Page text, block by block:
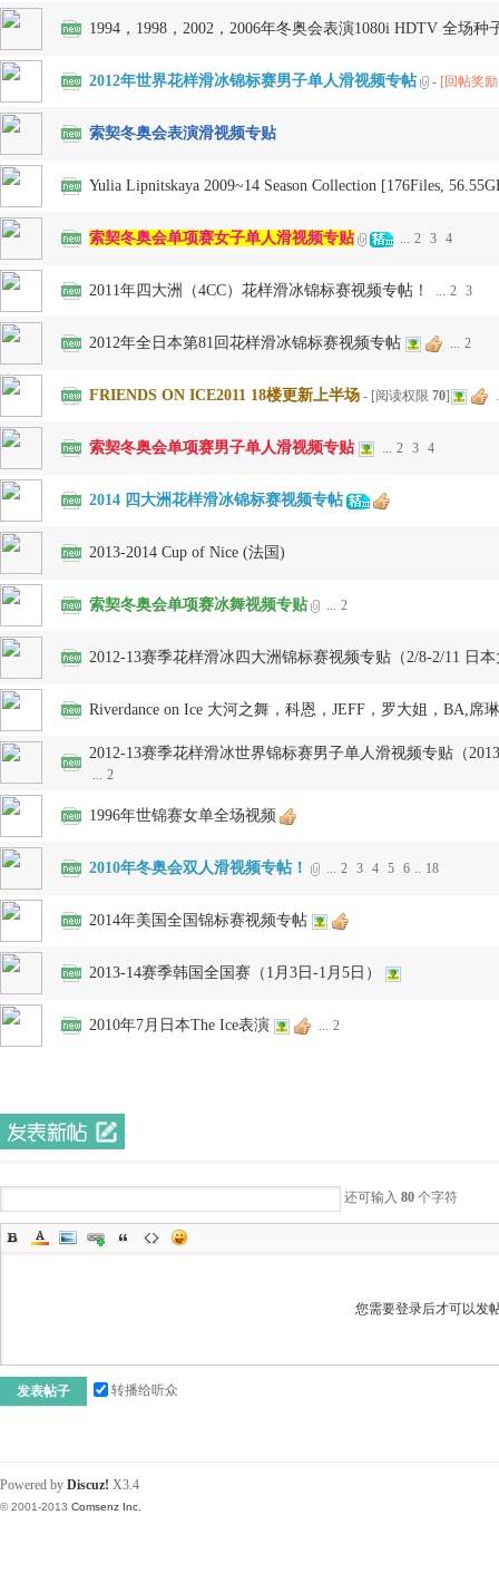
网
1994，1998，2002，2006年冬奥会表演1080i HDTV 全场种
2012年世界花样滑冰锦标赛男子单人滑视频专帖 - [回帖奖
索契冬奥会表演滑视频专贴
Yulia Lipnitskaya 2009~14 Season Collection [176Files,
索契冬奥会单项赛女子单人滑视频专贴 ... 2 3 4
2011年四大洲（4CC）花样滑冰锦标赛视频专帖！ ... 2 3
2012年全日本第81回花样滑冰锦标赛视频专帖 ... 2
FRIENDS ON ICE2011 18楼更新上半场 - [阅读权限 70]
索契冬奥会单项赛男子单人滑视频专贴 ... 2 3 4
2014 四大洲花样滑冰锦标赛视频专帖
2013-2014 Cup of Nice (法国)
索契冬奥会单项赛冰舞视频专贴 ... 2
2012-13赛季花样滑冰四大洲锦标赛视频专贴（2/8-2/11 日
Riverdance on Ice 大河之舞，科恩，JEFF，罗大姐，BA,席
2012-13赛季花样滑冰世界锦标赛男子单人滑视频专贴（
... 2
1996年世锦赛女单全场视频
2010年冬奥会双人滑视频专帖！ ... 2 3 4 5 6 .. 18
2014年美国全国锦标赛视频专帖
2013-14赛季韩国全国赛（1月3日-1月5日）
2010年7月日本The Ice表演 ... 2
还可输入 80 个字符
您需要登录后才可以发
发表帖子 转播给听众
Powered by Discuz! X3.4
© 2001-2013 Comsenz Inc.